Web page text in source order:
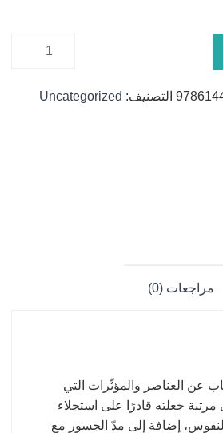
محمد
التصنيف: Uncategorized
مراجعات (0)
عن العناصر والمؤثّرات التي
جعلته قادرًا على استجلاء
إضافة إلى مدّ الجسور مع